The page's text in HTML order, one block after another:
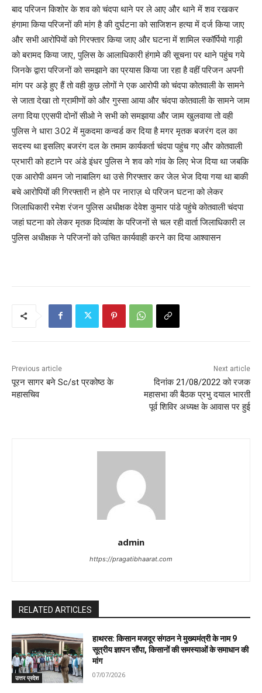
बाद परिजन किशोर के शव को चंदपा थाने पर ले आए और थाने में शव रखकर
हंगामा किया परिजनों की मांग है की दुर्घटना को साजिशन हत्या में दर्ज किया जाए
और सभी आरोपियों को गिरफ्तार किया जाए और घटना में शामिल स्कॉर्पियो गाड़ी
को बरामद किया जाए, पुलिस के आलाधिकारी हंगामे की सूचना पर थाने पहुंच गये
जिनके द्वारा परिजनों को समझाने का प्रयास किया जा रहा है वहीं परिजन अपनी
मांग पर अड़े हुए हैं तो वही कुछ लोगों ने एक आरोपी को चंदपा कोतवाली के सामने
से जाता देखा तो ग्रामीणों को और गुस्सा आया और चंदपा कोतवाली के सामने जाम
लगा दिया एएसपी दोनों सीओ ने सभी को समझाया और जाम खुलवाया तो वही
पुलिस ने धारा 302 में मुकदमा कन्वर्ड कर दिया है मगर मृतक बजरंग दल का
सदस्य था इसलिए बजरंग दल के तमाम कार्यकर्ता चंदपा पहुंच गए और कोतवाली
प्रभारी को हटाने पर अंडे इंधर पुलिस ने शव को गांव के लिए भेज दिया था जबकि
एक आरोपी अमन जो नाबालिग था उसे गिरफ्तार कर जेल भेज दिया गया था बाकी
बचे आरोपियों की गिरफ्तारी न होने पर नाराज़ थे परिजन घटना को लेकर
जिलाधिकारी रमेश रंजन पुलिस अधीक्षक देवेश कुमार पांडे पहुंचे कोतवाली चंदपा
जहां घटना को लेकर मृतक दिव्यांश के परिजनों से चल रही वार्ता जिलाधिकारी ल
पुलिस अधीक्षक ने परिजनों को उचित कार्यवाही करने का दिया आश्वासन
Previous article
पूरन सागर बने Sc/st प्रकोष्ठ के
महासचिव
Next article
दिनांक 21/08/2022 को रजक
महासभा की बैठक प्रभु दयाल भारती
पूर्व शिविर अध्यक्ष के आवास पर हुई
admin
https://pragatibhaarat.com
RELATED ARTICLES
उत्तर प्रदेश
हाथरस: किसान मजदूर संगठन ने मुख्यमंत्री के नाम 9
सूत्रीय ज्ञापन सौंपा, किसानों की समस्याओं के समाधान की
मांग
07/07/2026